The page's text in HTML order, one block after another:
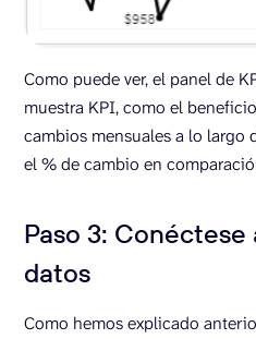
Como puede ver, el panel de
muestra KPI, como el
cambios mensuales a lo largo
el % de cambio en
Paso 3:
datos
Como hemos explicado